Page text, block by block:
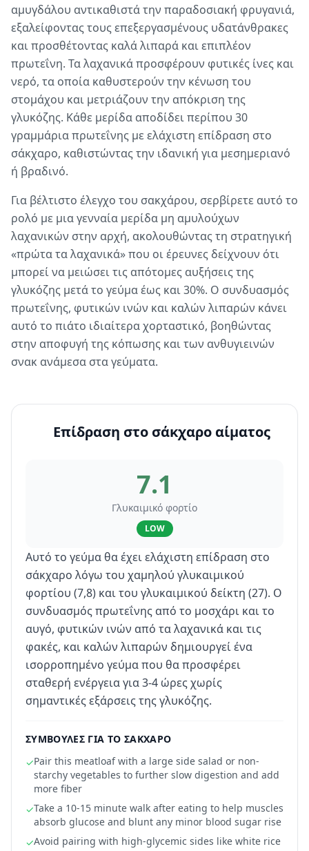
αμυγδάλου αντικαθιστά την παραδοσιακή φρυγανιά,
εξαλείφοντας τους επεξεργασμένους υδατάνθρακες
και προσθέτοντας καλά λιπαρά και επιπλέον
πρωτεΐνη. Τα λαχανικά προσφέρουν φυτικές ίνες και
νερό, τα οποία καθυστερούν την κένωση του
στομάχου και μετριάζουν την απόκριση της
γλυκόζης. Κάθε μερίδα αποδίδει περίπου 30
γραμμάρια πρωτεΐνης με ελάχιστη επίδραση στο
σάκχαρο, καθιστώντας την ιδανική για μεσημεριανό
ή βραδινό.
Για βέλτιστο έλεγχο του σακχάρου, σερβίρετε αυτό το
ρολό με μια γενναία μερίδα μη αμυλούχων
λαχανικών στην αρχή, ακολουθώντας τη στρατηγική
«πρώτα τα λαχανικά» που οι έρευνες δείχνουν ότι
μπορεί να μειώσει τις απότομες αυξήσεις της
γλυκόζης μετά το γεύμα έως και 30%. Ο συνδυασμός
πρωτεΐνης, φυτικών ινών και καλών λιπαρών κάνει
αυτό το πιάτο ιδιαίτερα χορταστικό, βοηθώντας
στην αποφυγή της κόπωσης και των ανθυγιεινών
σνακ ανάμεσα στα γεύματα.
Επίδραση στο σάκχαρο αίματος
7.1
Γλυκαιμικό φορτίο
LOW
Αυτό το γεύμα θα έχει ελάχιστη επίδραση στο
σάκχαρο λόγω του χαμηλού γλυκαιμικού
φορτίου (7,8) και του γλυκαιμικού δείκτη (27). Ο
συνδυασμός πρωτεΐνης από το μοσχάρι και το
αυγό, φυτικών ινών από τα λαχανικά και τις
φακές, και καλών λιπαρών δημιουργεί ένα
ισορροπημένο γεύμα που θα προσφέρει
σταθερή ενέργεια για 3-4 ώρες χωρίς
σημαντικές εξάρσεις της γλυκόζης.
ΣΥΜΒΟΥΛΈΣ ΓΙΑ ΤΟ ΣΆΚΧΑΡΟ
✓Pair this meatloaf with a large side salad or non-
starchy vegetables to further slow digestion and add
more fiber
✓Take a 10-15 minute walk after eating to help muscles
absorb glucose and blunt any minor blood sugar rise
✓Avoid pairing with high-glycemic sides like white rice